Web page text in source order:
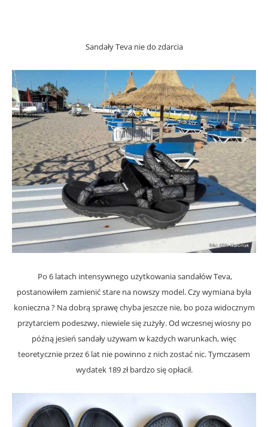
Sandały Teva nie do zdarcia
Po 6 latach intensywnego użytkowania sandałów Teva,
postanowiłem zamienić stare na nowszy model. Czy wymiana była
konieczna ? Na dobrą sprawę chyba jeszcze nie, bo poza widocznym
przytarciem podeszwy, niewiele się zużyły. Od wczesnej wiosny po
późną jesień sandały używam w każdych warunkach, więc
teoretycznie przez 6 lat nie powinno z nich zostać nic. Tymczasem
wydatek 189 zł bardzo się opłacił.